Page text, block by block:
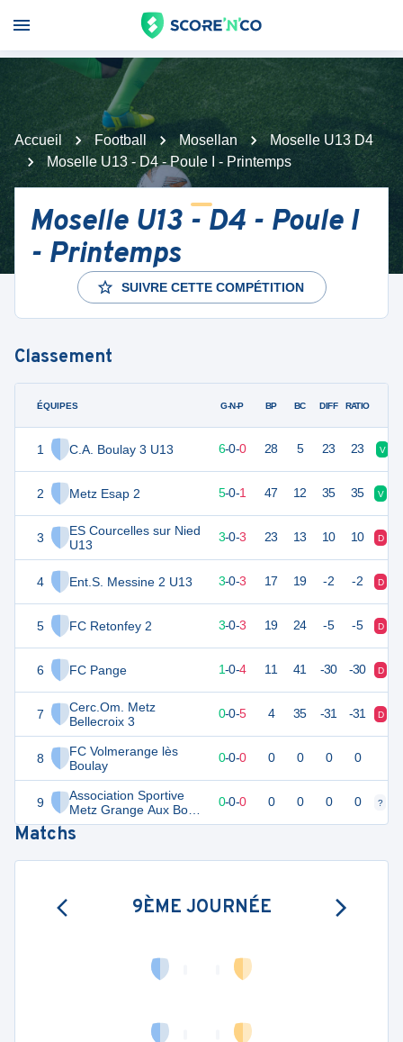
Accueil Football Mosellan
Moselle U13 D4
Moselle U13 - D4 - Poule I - Printemps
Moselle U13 - D4 - Poule I
- Printemps
SUIVRE CETTE COMPÉTITION
Classement
ÉQUIPES
1 C.A. Boulay 3 U13
2 Metz Esap 2
3
ES Courcelles sur Nied
U13
4 Ent.S. Messine 2 U13
5 FC Retonfey 2
6 FC Pange
7
Cerc.Om. Metz
Bellecroix 3
8
FC Volmerange lès
Boulay
9
Association Sportive
Metz Grange Aux Bois
3
G-N-P BP BC DIFF RATIO
18 6-0-0 28 5 23 23 V
5-0-1 47 12 35 35 V
9 6 3-0-3 23 13 10 10 D
9 6 3-0-3 17 19 -2 -2 D
3-0-3 19 24 -5 -5 D
1-0-4 11 41 -30 -30 D
0-0-5 4 35 -31 -31 D
0 0-0-0 0 0 0 0
0 0-0-0 0 0 0 0 ?
Matchs
9ÈME JOURNÉE